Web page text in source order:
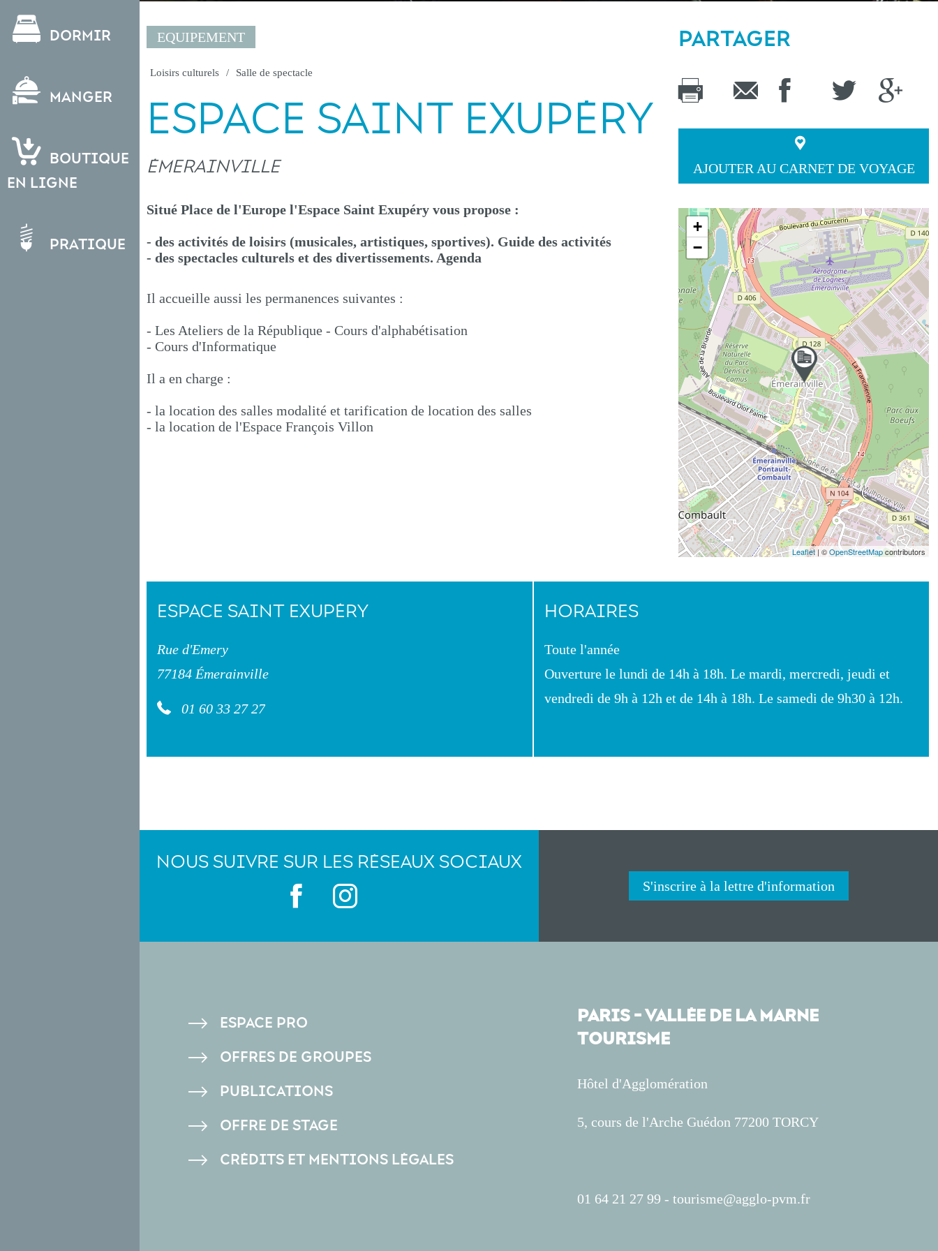
Dormir
Manger
Boutique
en ligne
Pratique
EQUIPEMENT
Loisirs culturels Salle de spectacle
ESPACE SAINT EXUPÉRY
ÉMERAINVILLE
Situé Place de l'Europe l'Espace Saint Exupéry vous propose :
- des activités de loisirs (musicales, artistiques, sportives). Guide des activités
- des spectacles culturels et des divertissements. Agenda
Il accueille aussi les permanences suivantes :
- Les Ateliers de la République - Cours d'alphabétisation
- Cours d'Informatique
Il a en charge :
- la location des salles modalité et tarification de location des salles
- la location de l'Espace François Villon
PARTAGER
AJOUTER AU CARNET DE VOYAGE
+
−
Leaflet| ©OpenStreetMapcontributors
ESPACE SAINT EXUPÉRY
Rue d'Emery
77184 Émerainville
01 60 33 27 27
HORAIRES
Toute l'année
Ouverture le lundi de 14h à 18h. Le mardi, mercredi, jeudi et
vendredi de 9h à 12h et de 14h à 18h. Le samedi de 9h30 à 12h.
NOUS SUIVRE SUR LES RÉSEAUX SOCIAUX
S'inscrire à la lettre d'information
PIED
DE
ESPACE PRO
OFFRES DE GROUPES
PUBLICATIONS
OFFRE DE STAGE
CRÉDITS ET MENTIONS LÉGALES
PARIS - VALLÉE DE LA MARNE
TOURISME
Hôtel d'Agglomération
5, cours de l'Arche Guédon 77200 TORCY
01 64 21 27 99 - tourisme@agglo-pvm.fr